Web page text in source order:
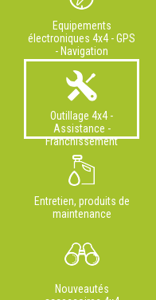
Equipements
électroniques 4x4 - GPS
- Navigation
Outillage 4x4 -
Assistance -
Franchissement
Entretien, produits de
maintenance
Nouveautés